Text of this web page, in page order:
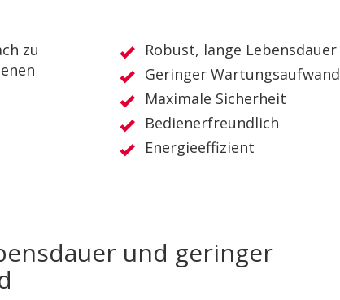
zu
Robust, lange Lebensdauer
Geringer Wartungsaufwand
Maximale Sicherheit
Bedienerfreundlich
Energieeffizient
und geringer